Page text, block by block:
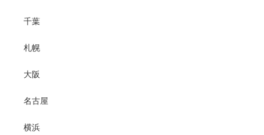
千葉
札幌
大阪
名古屋
横浜